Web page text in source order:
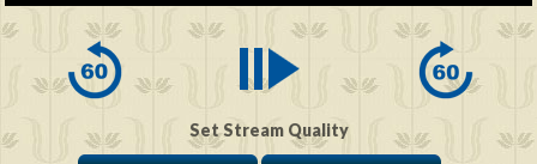
0
seconds
Set Stream Quality